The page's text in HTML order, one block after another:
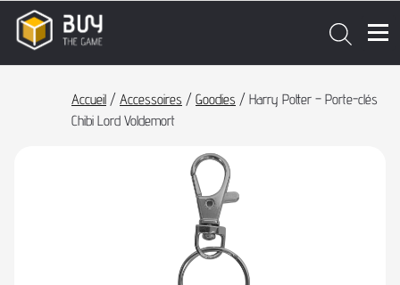
Accueil / Accessoires / Goodies / Harry Potter – Porte-clés
Chibi Lord Voldemort